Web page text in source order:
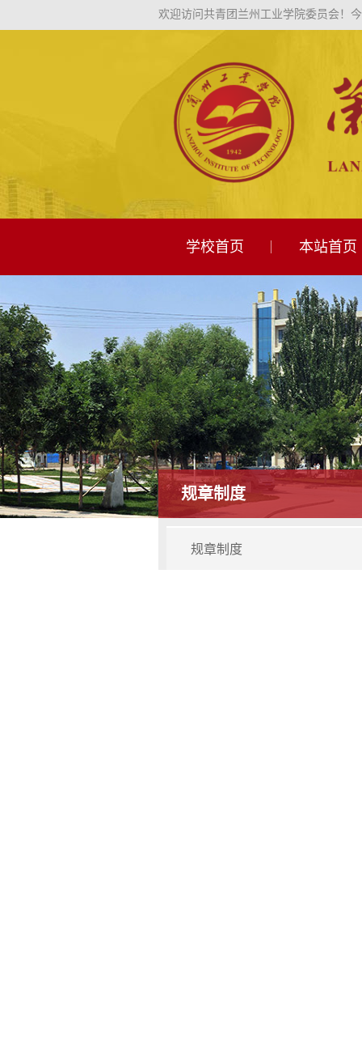
欢迎访问共青团兰州工业学院委员会！
学校首页 本站首页
规章制度
规章制度